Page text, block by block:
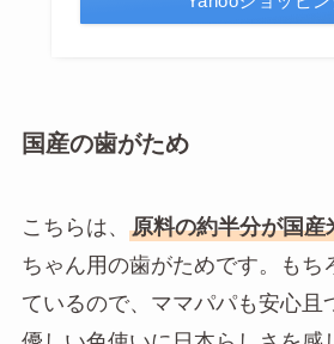
国産の歯がため
こちらは、 原料の約半分が国産
ちゃん用の歯がためです。もち
ているので、ママパパも安心且